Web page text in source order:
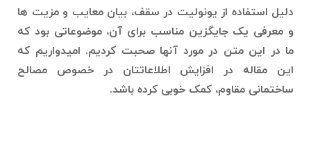
دلیل استفاده از یونولیت در سقف، بیان معایب و مزیت ها
و معرفی یک جایگزین مناسب برای آن، موضوعاتی بود که
ما در این متن در مورد آنها صحبت کردیم. امیدواریم که
این مقاله در افزایش اطلاعاتتان در خصوص مصالح
ساختمانی مقاوم، کمک خوبی کرده باشد.